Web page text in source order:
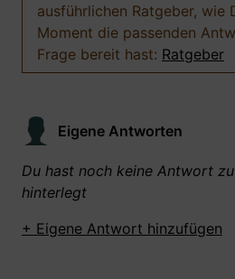
ausführlichen Ratgeber, wie
Moment die passenden
Frage bereit hast: Ratgeber
Eigene Antworten
Du hast noch keine Antwort
hinterlegt
+ Eigene Antwort hinzufügen